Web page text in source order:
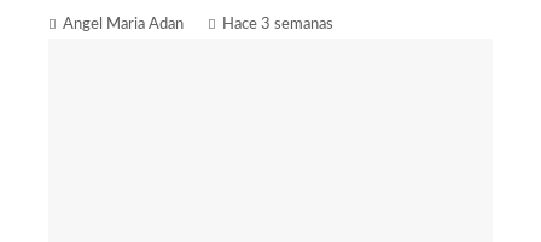
Angel Maria Adan Hace 3 semanas